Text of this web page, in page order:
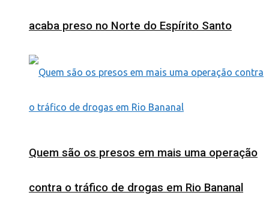
acaba preso no Norte do Espírito Santo
Quem são os presos em mais uma operação
contra o tráfico de drogas em Rio Bananal